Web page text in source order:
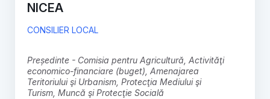
NICEA
CONSILIER LOCAL
președinte - Comisia pentru Agricultură, Activităţi
economico-financiare (buget), Amenajarea
Teritoriului şi Urbanism, Protecţia Mediului şi
Turism, Muncă şi Protecţie Socială